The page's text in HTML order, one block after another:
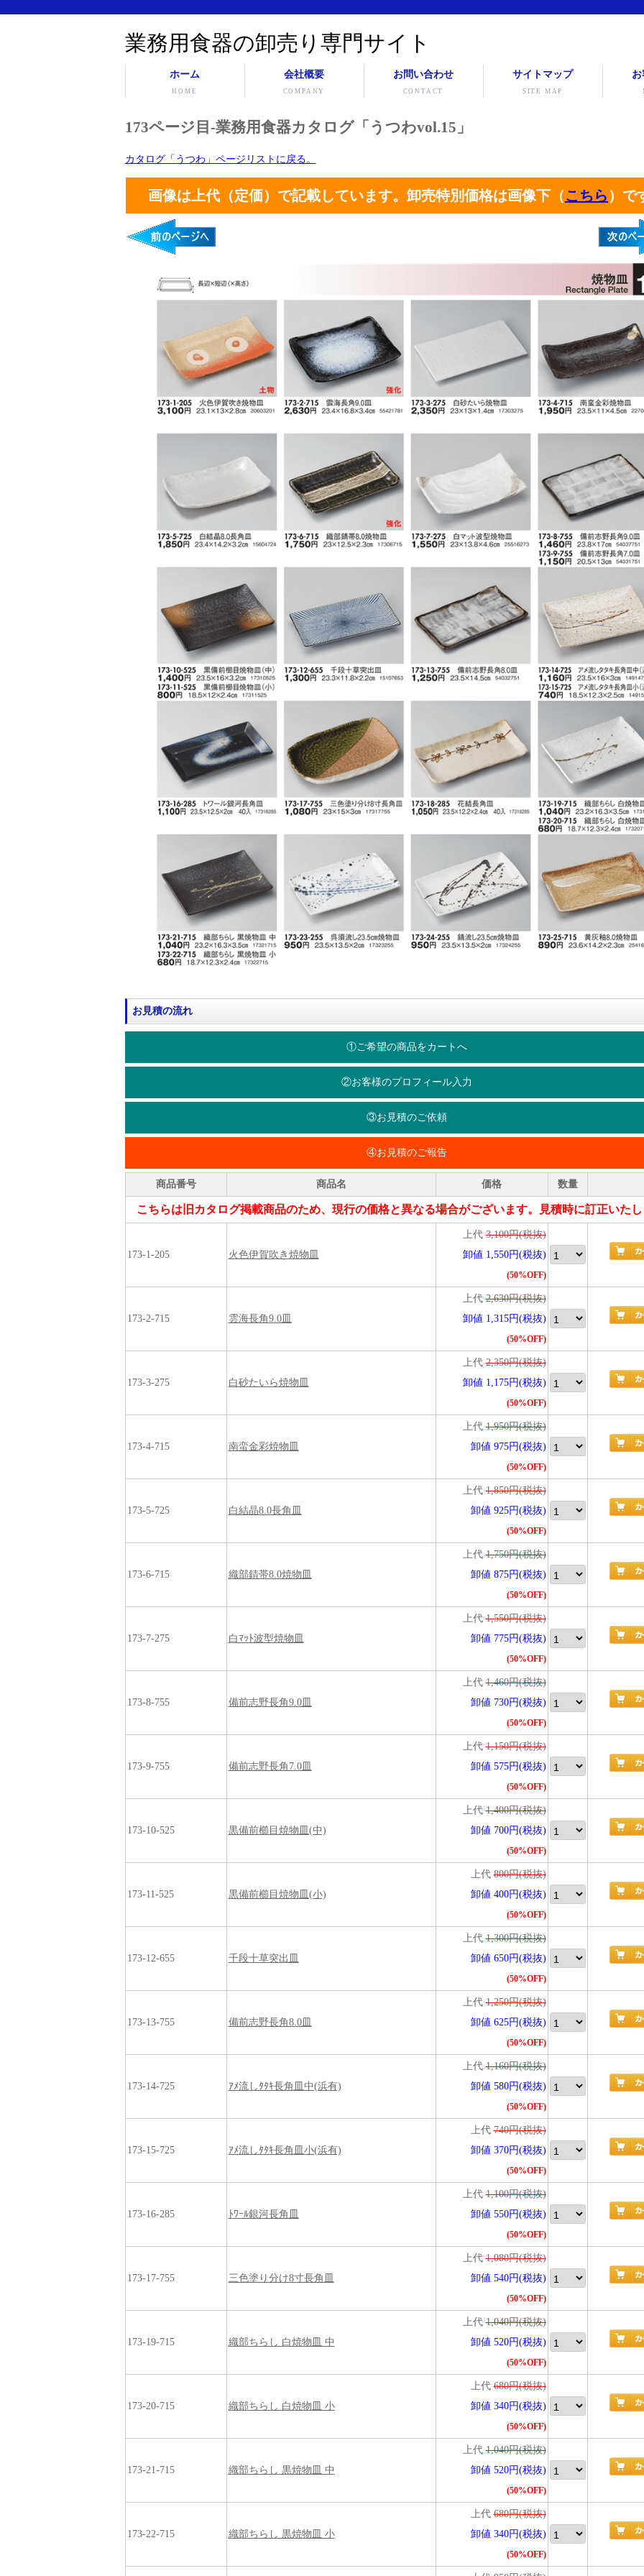
業務用食器の卸売り専門サイト
ホーム
HOME
会社概要
COMPANY
お問い合わせ
CONTACT
サイトマップ
SITE MAP
173ページ目-業務用食器カタログ「うつわvol.15」
カタログ「うつわ」ページリストに戻る。
画像は上代（定価）で記載しています。卸売特別価格は画像下（こちら ）で
お見積の流れ
①ご希望の商品をカートへ
②お客様のプロフィール入力
③お見積のご依頼
④お見積のご報告
商品番号 商品名 価格 数量
こちらは旧カタログ掲載商品のため、現行の価格と異なる場合がございます。見積時に訂正いた
173-1-205 火色伊賀吹き焼物皿
上代3,100円(税抜)
卸値 1,550円(税抜)
(50%OFF)
173-2-715 雲海長角9.0皿
上代2,630円(税抜)
卸値 1,315円(税抜)
(50%OFF)
173-3-275 白砂たいら焼物皿
上代2,350円(税抜)
卸値 1,175円(税抜)
(50%OFF)
173-4-715 南蛮金彩焼物皿
上代1,950円(税抜)
卸値 975円(税抜)
(50%OFF)
173-5-725 白結晶8.0長角皿
上代1,850円(税抜)
卸値 925円(税抜)
(50%OFF)
173-6-715 織部錆帯8.0焼物皿
上代1,750円(税抜)
卸値 875円(税抜)
(50%OFF)
173-7-275 白ﾏｯﾄ波型焼物皿
上代1,550円(税抜)
卸値 775円(税抜)
(50%OFF)
173-8-755 備前志野長角9.0皿
上代1,460円(税抜)
卸値 730円(税抜)
(50%OFF)
173-9-755 備前志野長角7.0皿
上代1,150円(税抜)
卸値 575円(税抜)
(50%OFF)
173-10-525 黒備前櫛目焼物皿(中)
上代1,400円(税抜)
卸値 700円(税抜)
(50%OFF)
173-11-525 黒備前櫛目焼物皿(小)
上代800円(税抜)
卸値 400円(税抜)
(50%OFF)
173-12-655 千段十草突出皿
上代1,300円(税抜)
卸値 650円(税抜)
(50%OFF)
173-13-755 備前志野長角8.0皿
上代1,250円(税抜)
卸値 625円(税抜)
(50%OFF)
173-14-725 ｱﾒ流しﾀﾀｷ長角皿中(浜有)
上代1,160円(税抜)
卸値 580円(税抜)
(50%OFF)
173-15-725 ｱﾒ流しﾀﾀｷ長角皿小(浜有)
上代740円(税抜)
卸値 370円(税抜)
(50%OFF)
173-16-285 ﾄﾜｰﾙ銀河長角皿
上代1,100円(税抜)
卸値 550円(税抜)
(50%OFF)
173-17-755 三色塗り分け8寸長角皿
上代1,080円(税抜)
卸値 540円(税抜)
(50%OFF)
173-19-715 織部ちらし 白焼物皿 中
上代1,040円(税抜)
卸値 520円(税抜)
(50%OFF)
173-20-715 織部ちらし 白焼物皿 小
上代680円(税抜)
卸値 340円(税抜)
(50%OFF)
173-21-715 織部ちらし 黒焼物皿 中
上代1,040円(税抜)
卸値 520円(税抜)
(50%OFF)
173-22-715 織部ちらし 黒焼物皿 小
上代680円(税抜)
卸値 340円(税抜)
(50%OFF)